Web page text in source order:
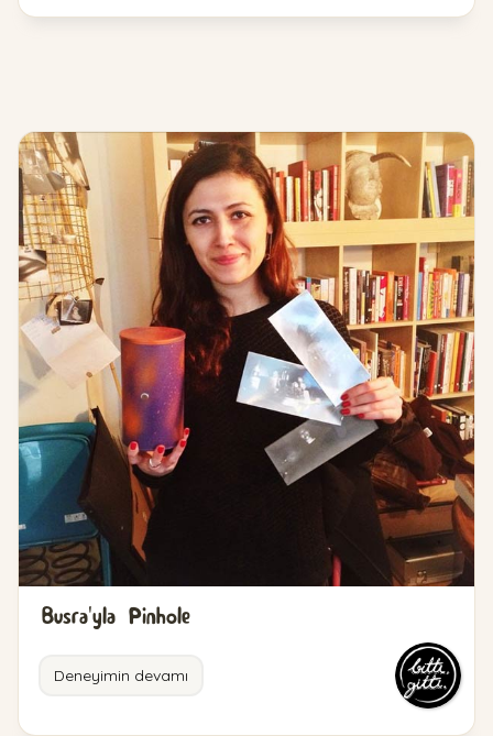
Busra'yla Pinhole
Deneyimin devamı